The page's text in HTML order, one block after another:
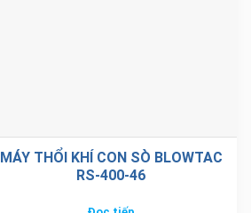
MÁY THỔI KHÍ CON SÒ BLOWTAC
RS-400-46